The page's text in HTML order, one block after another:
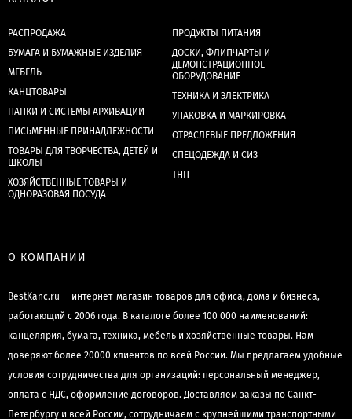
РАСПРОДАЖА
БУМАГА И БУМАЖНЫЕ ИЗДЕЛИЯ
МЕБЕЛЬ
КАНЦТОВАРЫ
ПАПКИ И СИСТЕМЫ АРХИВАЦИИ
ПИСЬМЕННЫЕ ПРИНАДЛЕЖНОСТИ
ТОВАРЫ ДЛЯ ТВОРЧЕСТВА, ДЕТЕЙ И
ШКОЛЫ
ХОЗЯЙСТВЕННЫЕ ТОВАРЫ И
ОДНОРАЗОВАЯ ПОСУДА
ПРОДУКТЫ ПИТАНИЯ
ДОСКИ, ФЛИПЧАРТЫ И
ДЕМОНСТРАЦИОННОЕ
ОБОРУДОВАНИЕ
ТЕХНИКА И ЭЛЕКТРИКА
УПАКОВКА И МАРКИРОВКА
ОТРАСЛЕВЫЕ ПРЕДЛОЖЕНИЯ
СПЕЦОДЕЖДА И СИЗ
ТНП
О КОМПАНИИ
BestKanc.ru — интернет-магазин товаров для офиса, дома и бизнеса,
работающий с 2006 года. В каталоге более 100 000 наименований:
канцелярия, бумага, техника, мебель и хозяйственные товары. Нам
доверяют более 20000 клиентов по всей России. Мы предлагаем удобные
условия сотрудничества для организаций: персональный менеджер,
оплата с НДС, оформление договоров. Доставляем заказы по Санкт-
Петербургу и всей России, сотрудничаем с крупнейшими транспортными